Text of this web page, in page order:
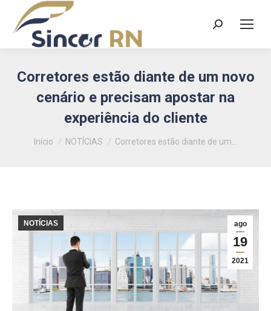
Search:
Corretores estão diante de um novo
cenário e precisam apostar na
experiência do cliente
Você está aqui:
Início NOTÍCIAS Corretores estão diante de um…
ago
19
2021
NOTÍCIAS